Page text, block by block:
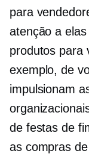
para
atenção a
produtos para
exemplo,de
impulsionam
de festas de
as compras